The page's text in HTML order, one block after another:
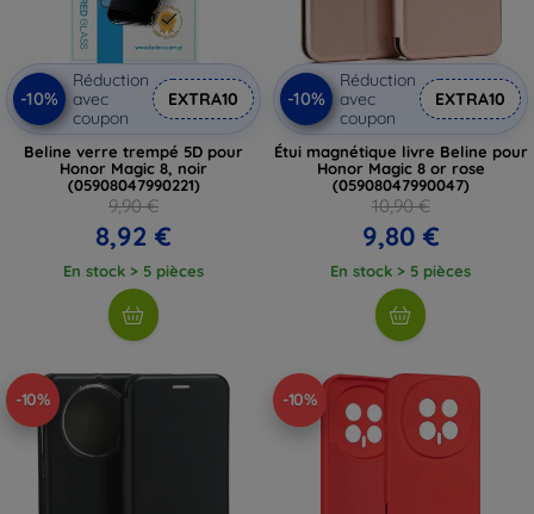
-10%
Réduction
avec
coupon
EXTRA10
Beline verre trempé 5D pour
Honor Magic 8, noir
(05908047990221)
9,90 €
8,92 €
En stock > 5 pièces
-10%
Réduction
avec
coupon
EXTRA10
Étui magnétique livre Beline pour
Honor Magic 8 or rose
(05908047990047)
10,90 €
9,80 €
En stock > 5 pièces
-10% -10%